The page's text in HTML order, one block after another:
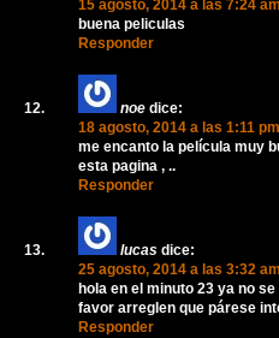
15 agosto, 2014 a las 7:24 am
buena peliculas
Responder
noe dice:
18 agosto, 2014 a las 1:11 pm
me encanto la película muy
esta pagina , ..
Responder
lucas dice:
25 agosto, 2014 a las 3:32 am
hola en el minuto 23 ya no
favor arreglen que párese
Responder